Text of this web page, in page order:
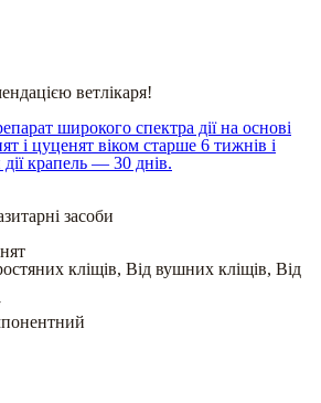
ветлікаря!
широкого спектра дії на основі
і цуценят віком старше 6 тижнів і
крапель — 30 днів.
засоби
кліщів, Від вушних кліщів, Від